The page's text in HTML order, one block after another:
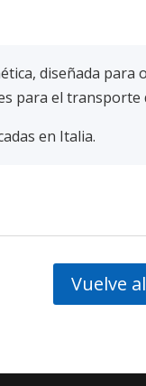
diseñada
para el
en Italia.
Vuelve